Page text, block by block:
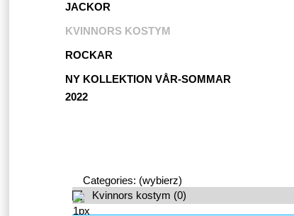
JACKOR
KVINNORS KOSTYM
ROCKAR
NY KOLLEKTION VÅR-SOMMAR
2022
Categories: (wybierz)
Kvinnors kostym (0)